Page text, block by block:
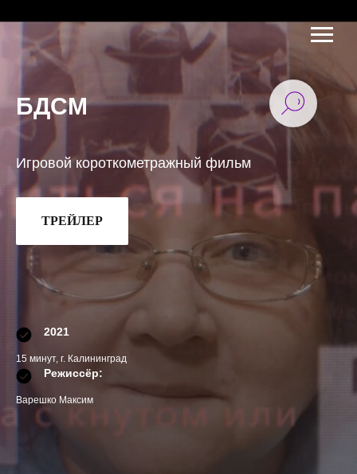
БДСМ
Игровой короткометражный фильм
ТРЕЙЛЕР
2021
15 минут, г. Калининград
Режиссёр:
Варешко Максим